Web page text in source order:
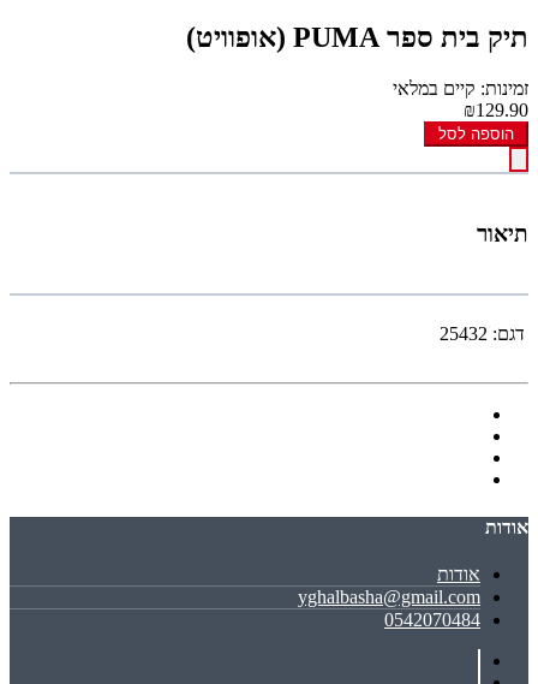
תיק בית ספר PUMA (אופוויט)
זמינות: קיים במלאי
₪129.90
הוספה לסל
תיאור
דגם: 25432
אודות
אודות
yghalbasha@gmail.com
0542070484